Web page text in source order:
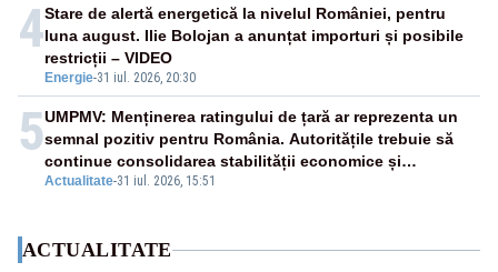
4
Energie-31 iul. 2026, 20:30
Stare de alertă energetică la nivelul României, pentru
luna august. Ilie Bolojan a anunțat importuri și posibile
restricții – VIDEO
5
Actualitate-31 iul. 2026, 15:51
UMPMV: Menținerea ratingului de țară ar reprezenta un
semnal pozitiv pentru România. Autoritățile trebuie să
continue consolidarea stabilității economice și
financiare
ACTUALITATE